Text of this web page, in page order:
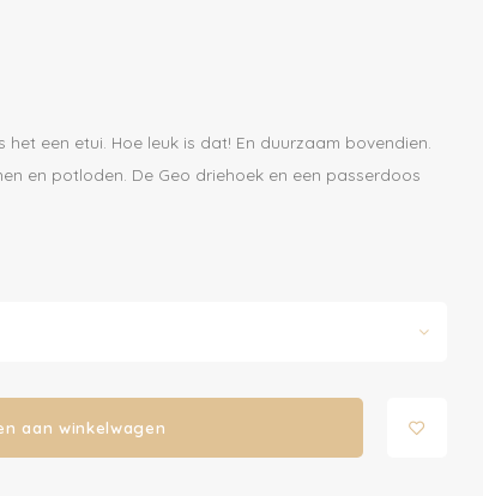
een etui. Hoe leuk is dat! En duurzaam bovendien.
en potloden. De Geo driehoek en een passerdoos
aan winkelwagen